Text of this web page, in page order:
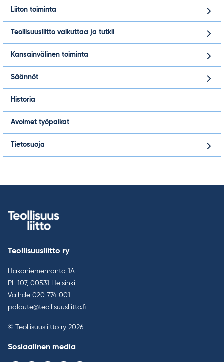
Liiton toiminta
Teollisuusliitto vaikuttaa ja tutkii
Kansainvälinen toiminta
Säännöt
Historia
Avoimet työpaikat
Tietosuoja
Teollisuusliitto ry
Hakaniemenranta 1A
PL 107, 00531 Helsinki
Vaihde 020 774 001
palaute@teollisuusliitto.fi
© Teollisuusliitto ry 2026
Sosiaalinen media